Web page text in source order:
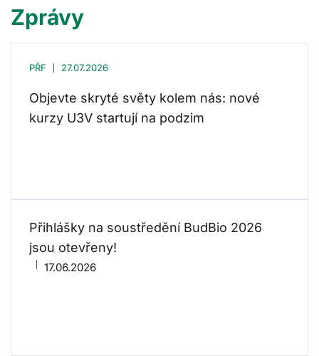
Zprávy
PŘF 27.07.2026
Objevte skryté světy kolem nás: nové
kurzy U3V startují na podzim
Přihlášky na soustředění BudBio 2026
jsou otevřeny!
17.06.2026